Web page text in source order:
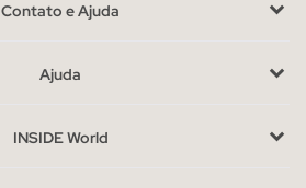
Contato e Ajuda
Ajuda
INSIDE World